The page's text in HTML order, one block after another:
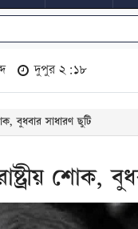
দুপুর ২:১৮
বুধবার সাধারণ ছুটি
শোক,